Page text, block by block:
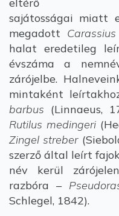
sajátosságai miatt
megadott Carassius
halat eredetileg
évszáma a
zárójelbe.
mintaként
barbus (Linnaeus,
Rutilus medingeri
Zingel streber
szerző által leírt
név kerül
razbóra –
Schlegel, 1842).